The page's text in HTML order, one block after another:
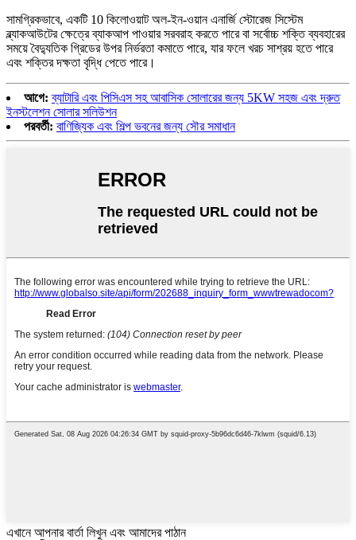
সামগ্রিকভাবে, একটি 10 ​​কিলোওয়াট অল-ইন-ওয়ান এনার্জি স্টোরেজ সিস্টেম
ব্ল্যাকআউটের ক্ষেত্রে ব্যাকআপ পাওয়ার সরবরাহ করতে পারে বা সর্বোচ্চ শক্তি ব্যবহারের
সময়ে বৈদ্যুতিক গ্রিডের উপর নির্ভরতা কমাতে পারে, যার ফলে খরচ সাশ্রয় হতে পারে
এবং শক্তির দক্ষতা বৃদ্ধি পেতে পারে।
আগে: ব্যাটারি এবং পিসিএস সহ আবাসিক সোলারের জন্য 5KW সহজ এবং দ্রুত
ইনস্টলেশন সোলার সলিউশন
পরবর্তী: বাণিজ্যিক এবং শিল্প ভবনের জন্য সৌর সমাধান
এখানে আপনার বার্তা লিখুন এবং আমাদের পাঠান